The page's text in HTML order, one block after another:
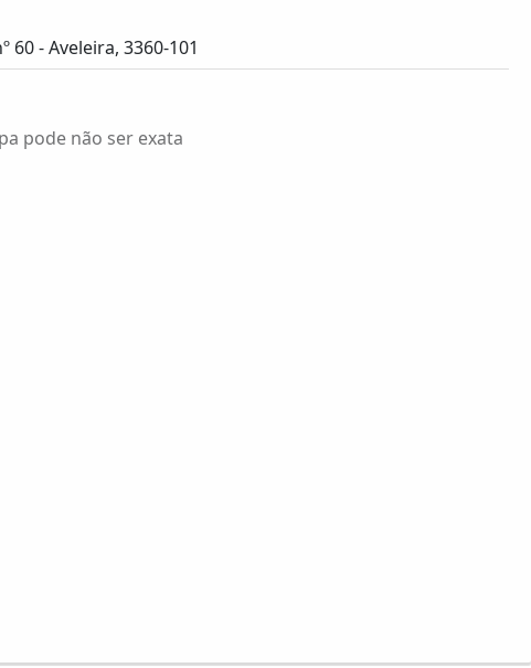
60 - Aveleira, 3360-101
pode não ser exata